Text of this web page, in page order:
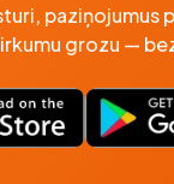
paziņojumus
grozu —